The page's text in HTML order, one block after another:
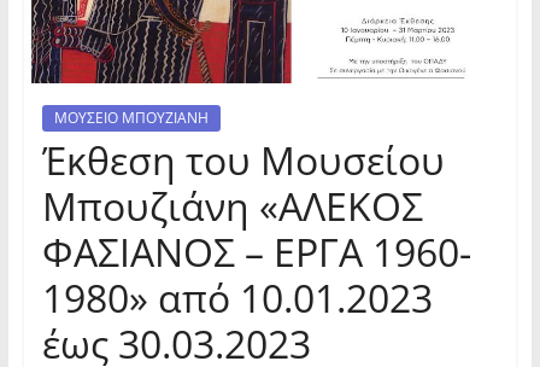
ΜΟΥΣΕΙΟ ΜΠΟΥΖΙΑΝΗ
Έκθεση του Μουσείου
Μπουζιάνη «ΑΛΕΚΟΣ
ΦΑΣΙΑΝΟΣ – ΕΡΓΑ 1960-
1980» από 10.01.2023
έως 30.03.2023